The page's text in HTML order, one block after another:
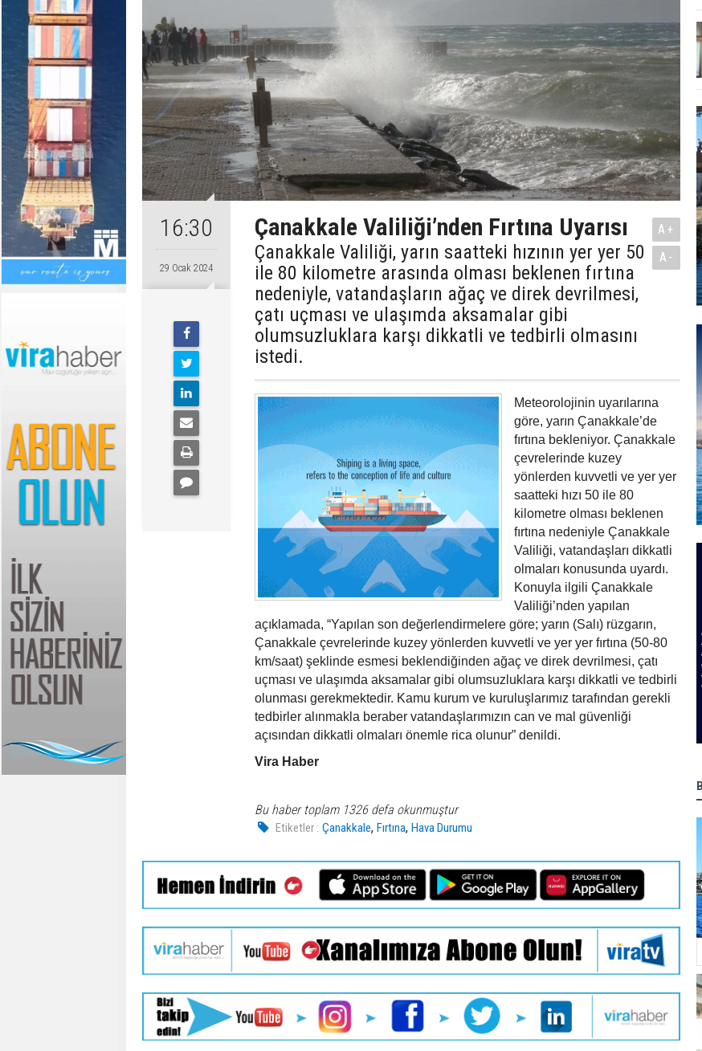
16:30
29 Ocak 2024
Çanakkale Valiliği’nden Fırtına Uyarısı
Çanakkale Valiliği, yarın saatteki hızının yer yer 50
ile 80 kilometre arasında olması beklenen fırtına
nedeniyle, vatandaşların ağaç ve direk devrilmesi,
çatı uçması ve ulaşımda aksamalar gibi
olumsuzluklara karşı dikkatli ve tedbirli olmasını
istedi.
A+
A-
Meteorolojinin uyarılarına
göre, yarın Çanakkale’de
fırtına bekleniyor. Çanakkale
çevrelerinde kuzey
yönlerden kuvvetli ve yer yer
saatteki hızı 50 ile 80
kilometre olması beklenen
fırtına nedeniyle Çanakkale
Valiliği, vatandaşları dikkatli
olmaları konusunda uyardı.
Konuyla ilgili Çanakkale
Valiliği’nden yapılan
açıklamada, “Yapılan son değerlendirmelere göre; yarın (Salı) rüzgarın,
Çanakkale çevrelerinde kuzey yönlerden kuvvetli ve yer yer fırtına (50-80
km/saat) şeklinde esmesi beklendiğinden ağaç ve direk devrilmesi, çatı
uçması ve ulaşımda aksamalar gibi olumsuzluklara karşı dikkatli ve tedbirli
olunması gerekmektedir. Kamu kurum ve kuruluşlarımız tarafından gerekli
tedbirler alınmakla beraber vatandaşlarımızın can ve mal güvenliği
açısından dikkatli olmaları önemle rica olunur” denildi.
Vira Haber
Bu haber toplam 1326 defa okunmuştur
Etiketler : Çanakkale,Fırtına,Hava Durumu